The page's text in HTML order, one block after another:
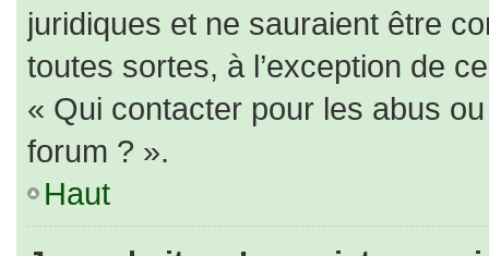
juridiques et ne sauraient être
toutes sortes, à l’exception de
« Qui contacter pour les abus
forum ? ».
Haut